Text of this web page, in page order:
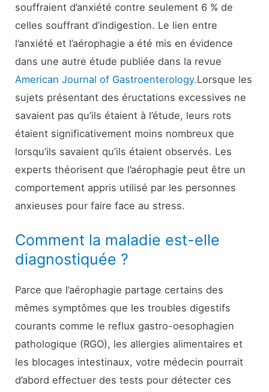
souffraient d’anxiété contre seulement 6 % de
celles souffrant d’indigestion. Le lien entre
l’anxiété et l’aérophagie a été mis en évidence
dans une autre étude publiée dans la revue
American Journal of Gastroenterology.Lorsque les
sujets présentant des éructations excessives ne
savaient pas qu’ils étaient à l’étude, leurs rots
étaient significativement moins nombreux que
lorsqu’ils savaient qu’ils étaient observés. Les
experts théorisent que l’aérophagie peut être un
comportement appris utilisé par les personnes
anxieuses pour faire face au stress.
Comment la maladie est-elle
diagnostiquée ?
Parce que l’aérophagie partage certains des
mêmes symptômes que les troubles digestifs
courants comme le reflux gastro-oesophagien
pathologique (RGO), les allergies alimentaires et
les blocages intestinaux, votre médecin pourrait
d’abord effectuer des tests pour détecter ces